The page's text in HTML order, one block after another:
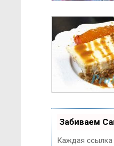
Забиваем
Каждая ссылка